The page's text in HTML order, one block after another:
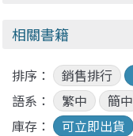
相關書籍
排序： 銷售排行
語系：
繁中 簡中
庫存：
可立即出貨